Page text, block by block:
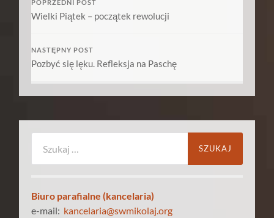
POPRZEDNI POST
Wielki Piątek – początek rewolucji
NASTĘPNY POST
Pozbyć się lęku. Refleksja na Paschę
Biuro parafialne (kancelaria)
e-mail: kancelaria@swmikolaj.org